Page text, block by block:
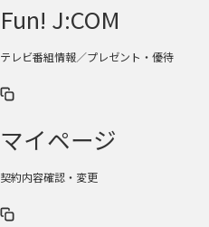
Fun! J:COM
テレビ番組情報／プレゼント・優待
マイページ
契約内容確認・変更